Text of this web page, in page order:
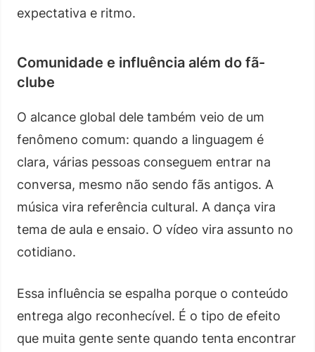
expectativa e ritmo.
Comunidade e influência além do fã-
clube
O alcance global dele também veio de um
fenômeno comum: quando a linguagem é
clara, várias pessoas conseguem entrar na
conversa, mesmo não sendo fãs antigos. A
música vira referência cultural. A dança vira
tema de aula e ensaio. O vídeo vira assunto no
cotidiano.
Essa influência se espalha porque o conteúdo
entrega algo reconhecível. É o tipo de efeito
que muita gente sente quando tenta encontrar